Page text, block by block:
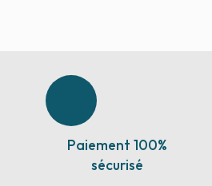
Paiement 100%
sécurisé